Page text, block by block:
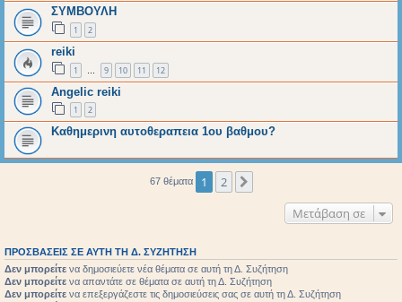
ΣΥΜΒΟΥΛΗ
1 2
reiki
1 … 9 10 11 12
Angelic reiki
1 2
Καθημερινη αυτοθεραπεια 1ου βαθμου?
67 θέματα 1 2
Μετάβαση σε
ΠΡΟΣΒΆΣΕΙΣ ΣΕ ΑΥΤΉ ΤΗ Δ. ΣΥΖΉΤΗΣΗ
Δεν μπορείτε να δημοσιεύετε νέα θέματα σε αυτή τη Δ. Συζήτηση
Δεν μπορείτε να απαντάτε σε θέματα σε αυτή τη Δ. Συζήτηση
Δεν μπορείτε να επεξεργάζεστε τις δημοσιεύσεις σας σε αυτή τη Δ. Συζήτηση